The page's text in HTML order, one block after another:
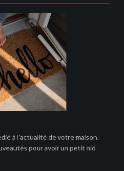
à l’actualité de votre maison.
pour avoir un petit nid